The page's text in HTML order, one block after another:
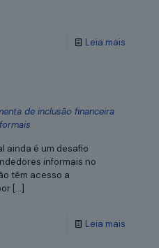
Leia mais
de inclusão financeira
ainda é um desafio
informais no
têm acesso a
[…]
Leia mais